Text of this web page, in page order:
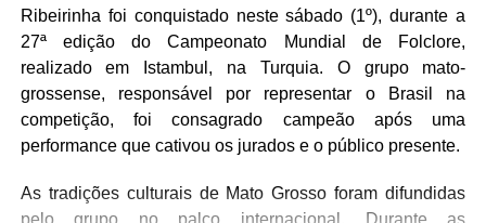
Ribeirinha foi conquistado neste sábado (1º), durante a
27ª edição do Campeonato Mundial de Folclore,
realizado em Istambul, na Turquia. O grupo mato-
grossense, responsável por representar o Brasil na
competição, foi consagrado campeão após uma
performance que cativou os jurados e o público presente.
As tradições culturais de Mato Grosso foram difundidas
pelo grupo no palco internacional. Durante as